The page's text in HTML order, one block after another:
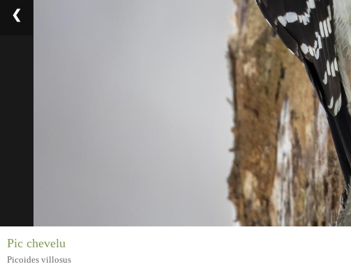
Pic chevelu
Picoides villosus
❮